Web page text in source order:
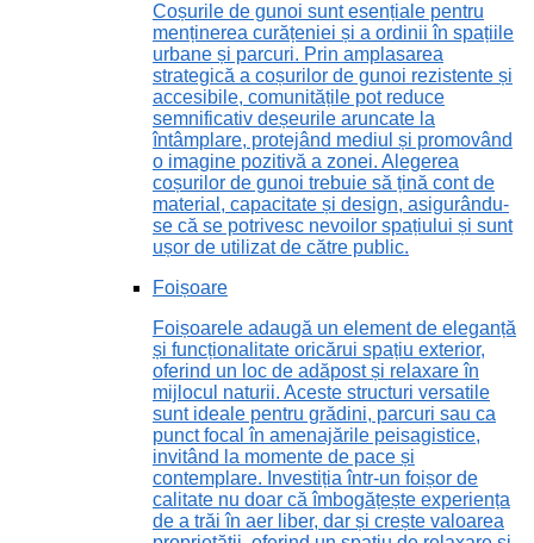
Coșurile de gunoi sunt esențiale pentru
menținerea curățeniei și a ordinii în spațiile
urbane și parcuri. Prin amplasarea
strategică a coșurilor de gunoi rezistente și
accesibile, comunitățile pot reduce
semnificativ deșeurile aruncate la
întâmplare, protejând mediul și promovând
o imagine pozitivă a zonei. Alegerea
coșurilor de gunoi trebuie să țină cont de
material, capacitate și design, asigurându-
se că se potrivesc nevoilor spațiului și sunt
ușor de utilizat de către public.
Foișoare
Foișoarele adaugă un element de eleganță
și funcționalitate oricărui spațiu exterior,
oferind un loc de adăpost și relaxare în
mijlocul naturii. Aceste structuri versatile
sunt ideale pentru grădini, parcuri sau ca
punct focal în amenajările peisagistice,
invitând la momente de pace și
contemplare. Investiția într-un foișor de
calitate nu doar că îmbogățește experiența
de a trăi în aer liber, dar și crește valoarea